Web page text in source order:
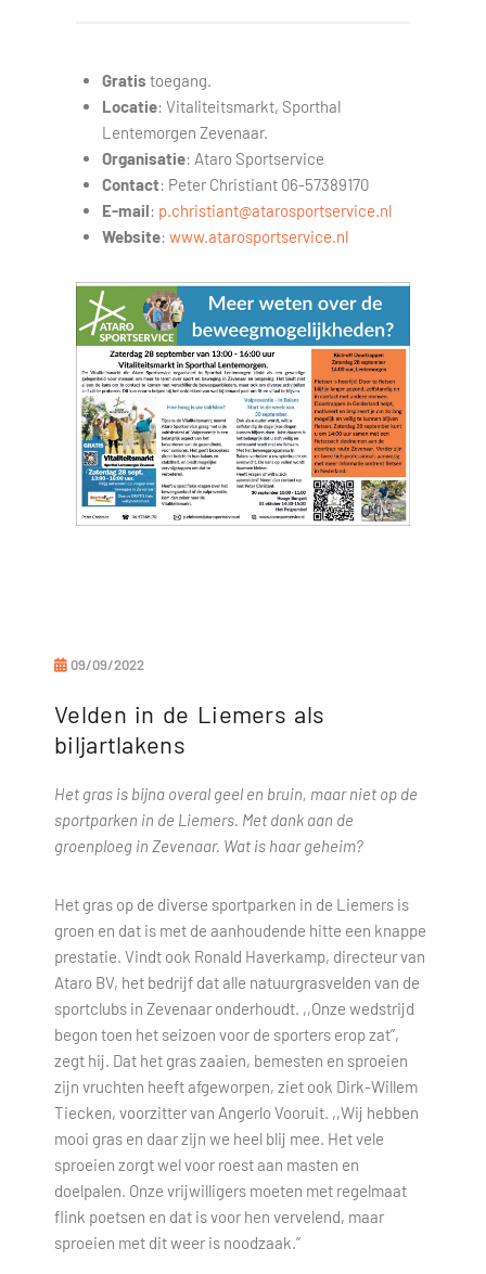
Gratis toegang.
Locatie: Vitaliteitsmarkt, Sporthal
Lentemorgen Zevenaar.
Organisatie: Ataro Sportservice
Contact: Peter Christiant 06-57389170
E-mail: p.christiant@atarosportservice.nl
Website: www.atarosportservice.nl
09/09/2022
Velden in de Liemers als
biljartlakens
Het gras is bijna overal geel en bruin, maar niet op de
sportparken in de Liemers. Met dank aan de
groenploeg in Zevenaar. Wat is haar geheim?
Het gras op de diverse sportparken in de Liemers is
groen en dat is met de aanhoudende hitte een knappe
prestatie. Vindt ook Ronald Haverkamp, directeur van
Ataro BV, het bedrijf dat alle natuurgrasvelden van de
sportclubs in Zevenaar onderhoudt. ,,Onze wedstrijd
begon toen het seizoen voor de sporters erop zat”,
zegt hij. Dat het gras zaaien, bemesten en sproeien
zijn vruchten heeft afgeworpen, ziet ook Dirk-Willem
Tiecken, voorzitter van Angerlo Vooruit. ,,Wij hebben
mooi gras en daar zijn we heel blij mee. Het vele
sproeien zorgt wel voor roest aan masten en
doelpalen. Onze vrijwilligers moeten met regelmaat
flink poetsen en dat is voor hen vervelend, maar
sproeien met dit weer is noodzaak.”